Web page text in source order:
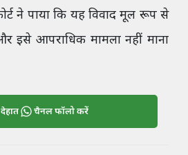
ने पाया कि यह विवाद मूल रूप से
इसे आपराधिक मामला नहीं माना
चैनल फॉलो करें